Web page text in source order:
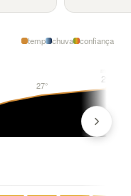
temp chuva confiança
27° 29°